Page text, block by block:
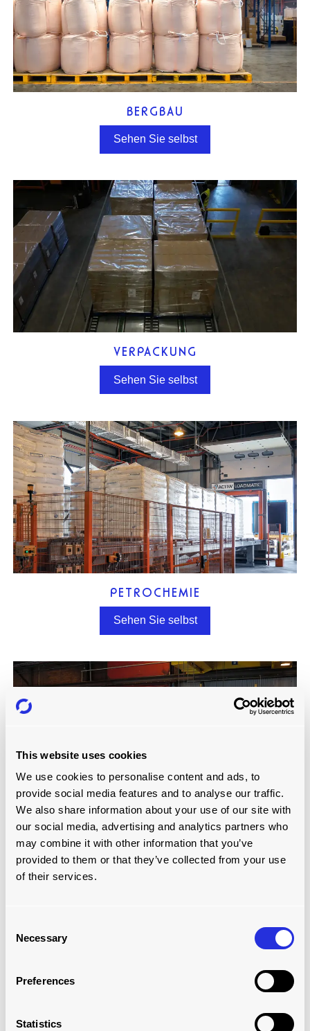
This website uses cookies
We use cookies to personalise content and ads, to
provide social media features and to analyse our traffic.
We also share information about your use of our site with
our social media, advertising and analytics partners who
may combine it with other information that you’ve
provided to them or that they’ve collected from your use
of their services.
Selection
Necessary
Preferences
Statistics
BERGBAU
Sehen Sie selbst
VERPACKUNG
Sehen Sie selbst
PETROCHEMIE
Sehen Sie selbst
STAHL
Sehen Sie selbst